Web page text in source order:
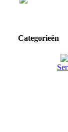
Categorieën